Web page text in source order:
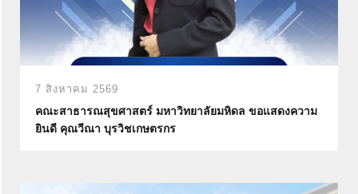
7 สิงหาคม 2569
คณะสาธารณสุขศาสตร์ มหาวิทยาลัยมหิดล ขอแสดงความ
ยินดี คุณวีณา บุรวิชเกษตรกร